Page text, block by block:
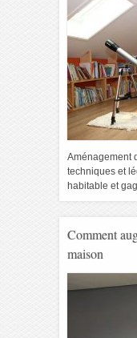
Aménagement
techniques et
habitable et
Comment
maison